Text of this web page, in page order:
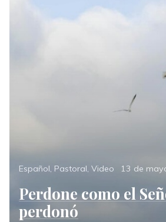
Categories
Español, Pastoral, Video
Posted
13 de
Perdone como el
perdonó